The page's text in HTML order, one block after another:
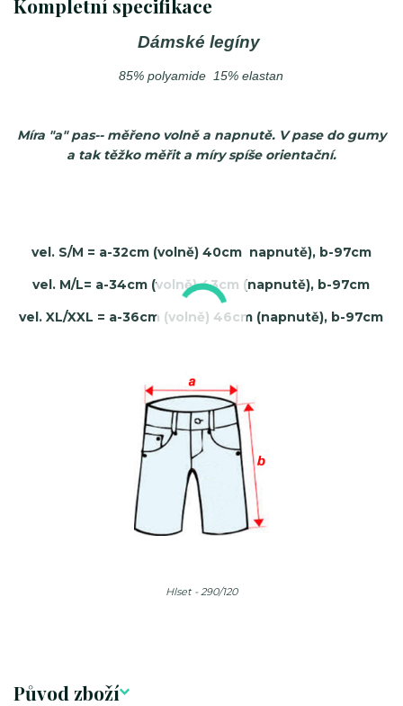
Kompletní specifikace
Dámské legíny
85% polyamide 15% elastan
Míra "a" pas-- měřeno volně a napnutě. V pase do gumy
a tak těžko měřit a míry spíše orientační.
vel. S/M = a-32cm (volně) 40cm napnutě), b-97cm
vel. M/L= a-34cm (volně) 43cm (napnutě), b-97cm
vel. XL/XXL = a-36cm (volně) 46cm (napnutě), b-97cm
Hlset - 290/120
Původ zboží